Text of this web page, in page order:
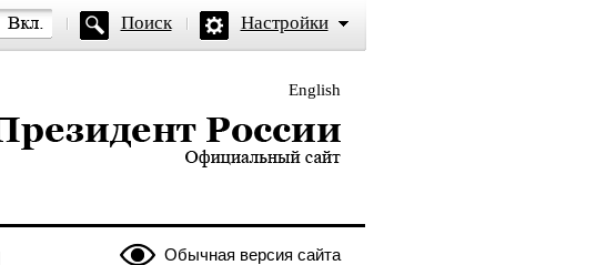
Поиск Настройки
English
России — официальный сайт
Обычная версия сайта